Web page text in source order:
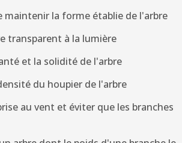
maintenir la forme établie de l'arbre
transparent à la lumière
et la solidité de l'arbre
du houpier de l'arbre
au vent et éviter que les branches